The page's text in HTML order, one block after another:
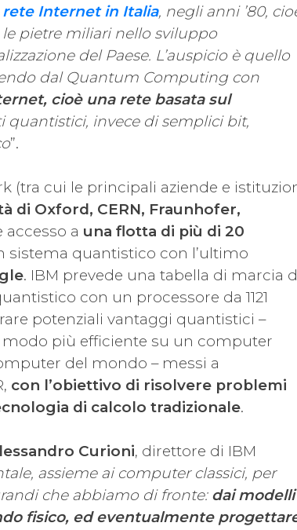
rete Internet in Italia, negli anni ’80,
le pietre miliari nello sviluppo
del Paese. L’auspicio è quello
dal Quantum Computing con
cioè una rete basata sul
quantistici, invece di semplici bit,
”.
(tra cui le principali aziende e
di Oxford, CERN, Fraunhofer,
a una flotta di più di 20
sistema quantistico con l’ultimo
. IBM prevede una tabella di marcia
con un processore da 1121
potenziali vantaggi quantistici –
più efficiente su un computer
del mondo – messi a
con l’obiettivo di risolvere problemi
di calcolo tradizionale.
Curioni, direttore di IBM
assieme ai computer classici, per
che abbiamo di fronte: dai modelli
fisico, ed eventualmente